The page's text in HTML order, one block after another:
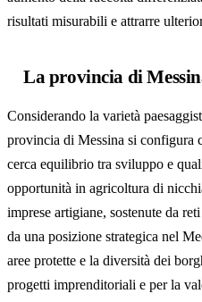
risultati misurabili e attrarre
La provincia di
Considerando la varietà
provincia di Messina si configura
cerca equilibrio tra sviluppo e
opportunità in agricoltura di
imprese artigiane, sostenute da
da una posizione strategica nel
aree protette e la diversità dei
progetti imprenditoriali e per la